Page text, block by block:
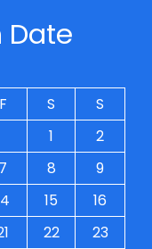
Date
F S
S
1
2
7 8
9
15
16
22
23